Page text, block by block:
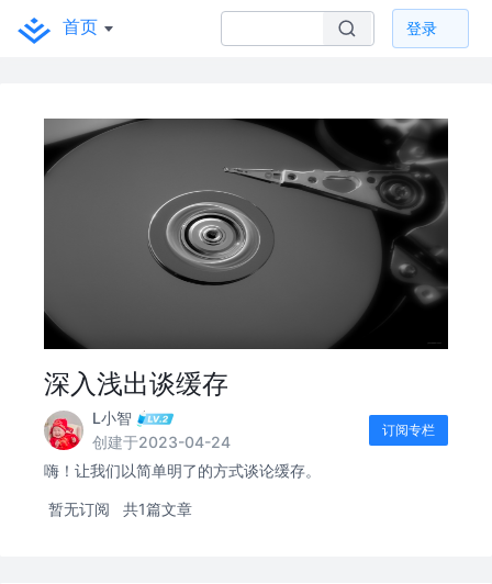
首页 登录
深入浅出谈缓存
L小智
创建于2023-04-24
订阅专栏
嗨！让我们以简单明了的方式谈论缓存。
暂无订阅 共1篇文章